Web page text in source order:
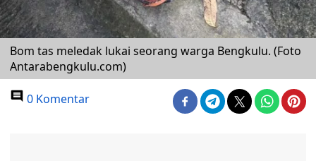
Bom tas meledak lukai seorang warga Bengkulu. (Foto
Antarabengkulu.com)
0 Komentar